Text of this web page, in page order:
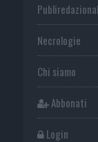
Necrologie
Chi siamo
Abbonati
Login